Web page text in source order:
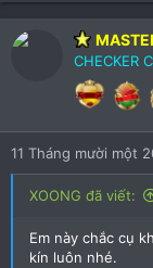
CHECKER
11 Tháng mười một
XOONG đã viết:
Em này chắc cụ
kín luôn nhé.